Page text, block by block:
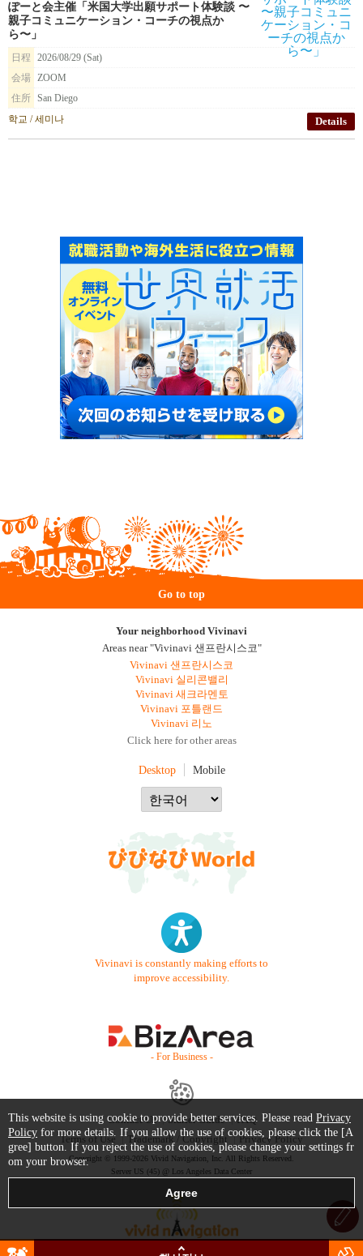
ぽーと会主催「米国大学出願サポート体験談 〜
親子コミュニケーション・コーチの視点か
ら〜」
日程
2026/08/29 (Sat)
会場 ZOOM
住所 San Diego
학교 / 세미나
Details
Go to top
Your neighborhood Vivinavi
Areas near "Vivinavi 샌프란시스코"
Vivinavi 샌프란시스코
Vivinavi 실리콘밸리
Vivinavi 새크라멘토
Vivinavi 포틀랜드
Vivinavi 리노
Click here for other areas
Desktop Mobile
Vivinavi is constantly making efforts to
improve accessibility.
- For Business -
Contact Us Starter Guide
FAQ
Terms of Use
Trademark / Copyright Privacy Policy
Copyright © 1999-2026 Vivid Navigation, Inc. All Rights Reserved.
Server US (45) @ Los Angeles Data Center
This website is using cookie to provide better services. Please read Privacy
Policy for more details. If you allow the use of cookies, please click the [A
gree] button. If you reject the use of cookies, please change your settings fr
om your browser.